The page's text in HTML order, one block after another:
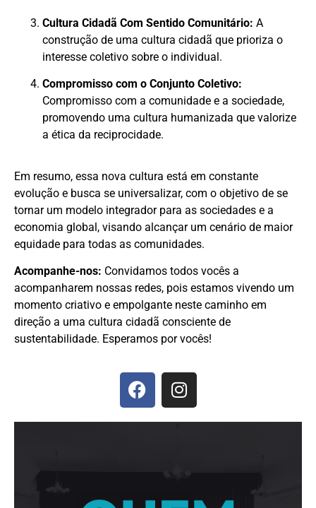
Cultura Cidadã Com Sentido Comunitário: A
construção de uma cultura cidadã que prioriza o
interesse coletivo sobre o individual.
Compromisso com o Conjunto Coletivo:
Compromisso com a comunidade e a sociedade,
promovendo uma cultura humanizada que valorize
a ética da reciprocidade.
Em resumo, essa nova cultura está em constante
evolução e busca se universalizar, com o objetivo de se
tornar um modelo integrador para as sociedades e a
economia global, visando alcançar um cenário de maior
equidade para todas as comunidades.
Acompanhe-nos: Convidamos todos vocês a
acompanharem nossas redes, pois estamos vivendo um
momento criativo e empolgante neste caminho em
direção a uma cultura cidadã consciente de
sustentabilidade. Esperamos por vocês!